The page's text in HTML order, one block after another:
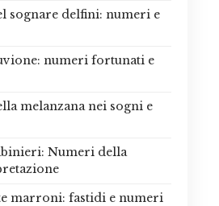
sognare delfini: numeri e
numeri fortunati e
melanzana nei sogni e
Numeri della
marroni: fastidi e numeri